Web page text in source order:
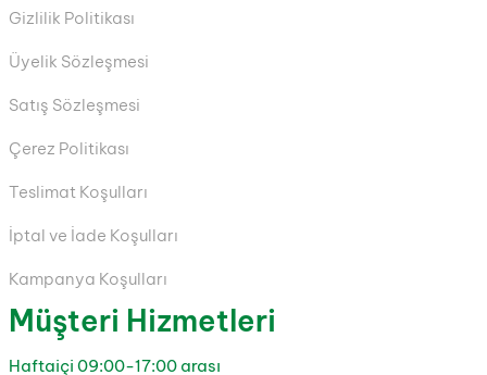
Gizlilik Politikası
Üyelik Sözleşmesi
Satış Sözleşmesi
Çerez Politikası
Teslimat Koşulları
İptal ve İade Koşulları
Kampanya Koşulları
Müşteri Hizmetleri
Haftaiçi 09:00-17:00 arası